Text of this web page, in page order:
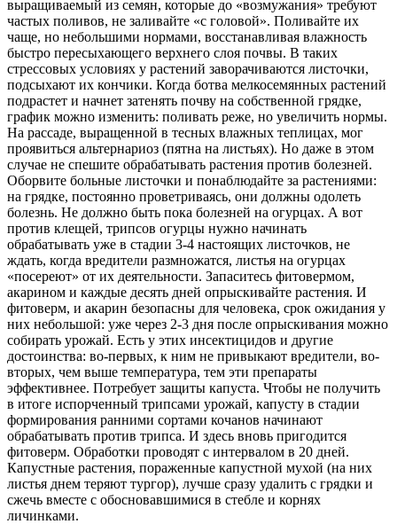
выращиваемый из семян, которые до «возмужания» требуют
частых поливов, не заливайте «с головой». Поливайте их
чаще, но небольшими нормами, восстанавливая влажность
быстро пересыхающего верхнего слоя почвы. В таких
стрессовых условиях у растений заворачиваются листочки,
подсыхают их кончики. Когда ботва мелкосемянных растений
подрастет и начнет затенять почву на собственной грядке,
график можно изменить: поливать реже, но увеличить нормы.
На рассаде, выращенной в тесных влажных теплицах, мог
проявиться альтернариоз (пятна на листьях). Но даже в этом
случае не спешите обрабатывать растения против болезней.
Оборвите больные листочки и понаблюдайте за растениями:
на грядке, постоянно проветриваясь, они должны одолеть
болезнь. Не должно быть пока болезней на огурцах. А вот
против клещей, трипсов огурцы нужно начинать
обрабатывать уже в стадии 3-4 настоящих листочков, не
ждать, когда вредители размножатся, листья на огурцах
«посереют» от их деятельности. Запаситесь фитовермом,
акарином и каждые десять дней опрыскивайте растения. И
фитоверм, и акарин безопасны для человека, срок ожидания у
них небольшой: уже через 2-3 дня после опрыскивания можно
собирать урожай. Есть у этих инсектицидов и другие
достоинства: во-первых, к ним не привыкают вредители, во-
вторых, чем выше температура, тем эти препараты
эффективнее. Потребует защиты капуста. Чтобы не получить
в итоге испорченный трипсами урожай, капусту в стадии
формирования ранними сортами кочанов начинают
обрабатывать против трипса. И здесь вновь пригодится
фитоверм. Обработки проводят с интервалом в 20 дней.
Капустные растения, пораженные капустной мухой (на них
листья днем теряют тургор), лучше сразу удалить с грядки и
сжечь вместе с обосновавшимися в стебле и корнях
личинками.